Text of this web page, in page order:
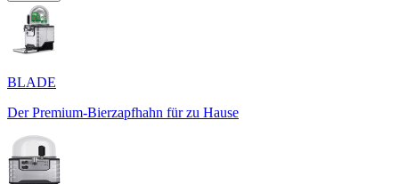
BLADE
Der Premium-Bierzapfhahn für zu Hause